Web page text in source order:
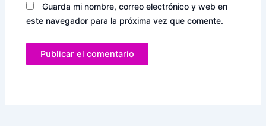
Guarda mi nombre, correo electrónico y web en
este navegador para la próxima vez que comente.